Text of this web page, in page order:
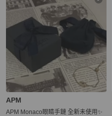
APM
APM Monaco眼睛手鏈 全新未使用✨